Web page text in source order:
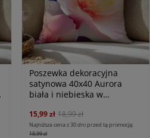
Poszewka dekoracyjna
satynowa 40x40 Aurora
biała i niebieska w
Satynlove Premium
15,99 zł 18,99 zł
Najniższa cena z 30 dni przed tą promocją:
18,99 zł